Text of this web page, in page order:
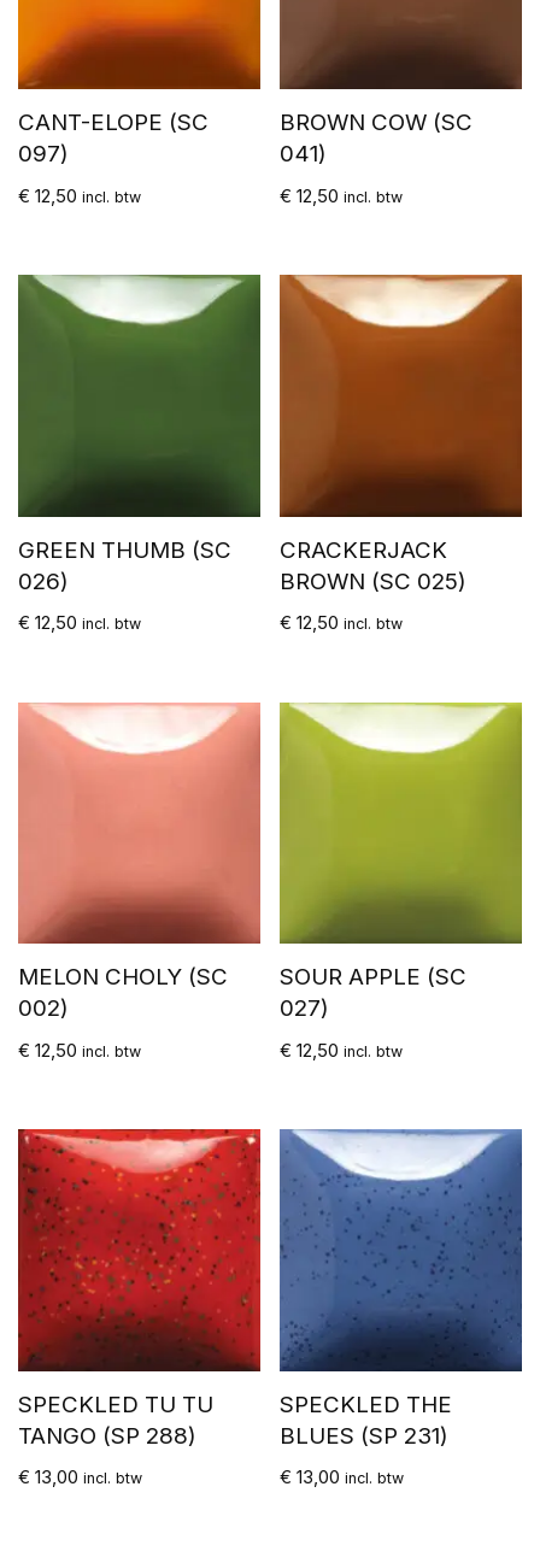
CANT-ELOPE (SC
097)
€ 12,50 incl. btw
BROWN COW (SC
041)
€ 12,50 incl. btw
GREEN THUMB (SC
026)
€ 12,50 incl. btw
CRACKERJACK
BROWN (SC 025)
€ 12,50 incl. btw
MELON CHOLY (SC
002)
€ 12,50 incl. btw
SOUR APPLE (SC
027)
€ 12,50 incl. btw
SPECKLED TU TU
TANGO (SP 288)
€ 13,00 incl. btw
SPECKLED THE
BLUES (SP 231)
€ 13,00 incl. btw